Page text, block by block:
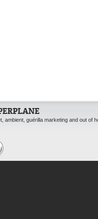
ambient, guérilla marketing and out of